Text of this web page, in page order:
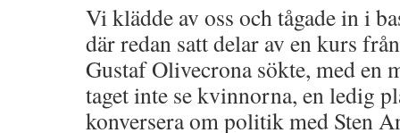
Vi klädde av oss och tågade in i
där redan satt delar av en kurs
Gustaf Olivecrona sökte, med en
taget inte se kvinnorna, en ledig
konversera om politik med Sten